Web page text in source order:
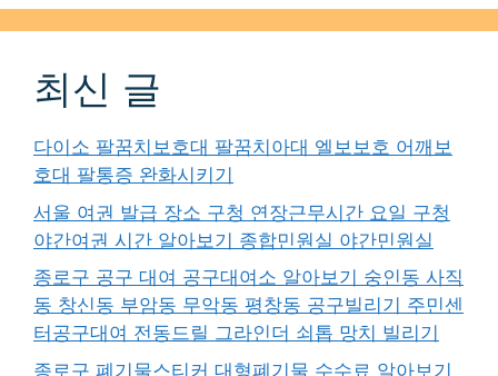
최신 글
다이소 팔꿈치보호대 팔꿈치아대 엘보보호 어깨보
호대 팔통증 완화시키기
서울 여권 발급 장소 구청 연장근무시간 요일 구청
야간여권 시간 알아보기 종합민원실 야간민원실
종로구 공구 대여 공구대여소 알아보기 숭인동 사직
동 창신동 부암동 무악동 평창동 공구빌리기 주민센
터공구대여 전동드릴 그라인더 쇠톱 망치 빌리기
종로구 폐기물스티커 대형폐기물 수수료 알아보기